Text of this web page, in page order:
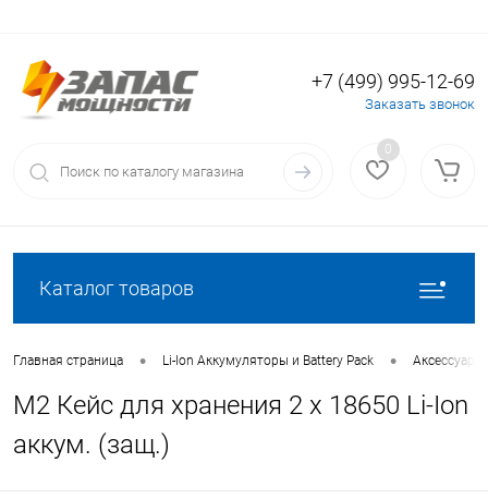
Вход Регистрация
+7 (499) 995-12-69
Заказать звонок
0
Каталог товаров
Главная страница • Li-Ion Аккумуляторы и Battery Pack • Аксессуары
M2 Кейс для хранения 2 х 18650 Li-Ion
аккум. (защ.)